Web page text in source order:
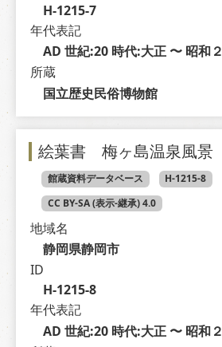
H-1215-7
年代表記
AD 世紀:20 時代:大正 〜 昭和２
所蔵
国立歴史民俗博物館
絵葉書 梅ヶ島温泉風景
館蔵資料データベース
H-1215-8
CC BY-SA (表示-継承) 4.0
地域名
静岡県静岡市
ID
H-1215-8
年代表記
AD 世紀:20 時代:大正 〜 昭和２